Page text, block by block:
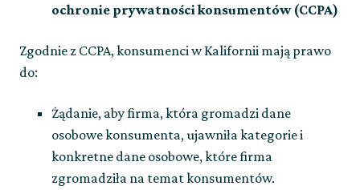
ochronie prywatności konsumentów (CCPA)
Zgodnie z CCPA, konsumenci w Kalifornii mają prawo
do:
Żądanie, aby firma, która gromadzi dane
osobowe konsumenta, ujawniła kategorie i
konkretne dane osobowe, które firma
zgromadziła na temat konsumentów.